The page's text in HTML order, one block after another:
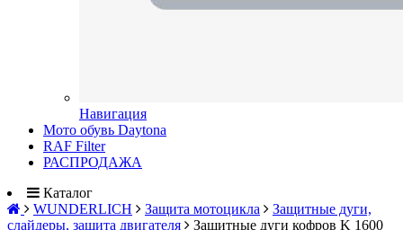
Навигация
Мото обувь Daytona
RAF Filter
РАСПРОДАЖА
Каталог
WUNDERLICH
Защита мотоцикла
Защитные дуги,
слайдеры, защита двигателя
Защитные дуги кофров K 1600